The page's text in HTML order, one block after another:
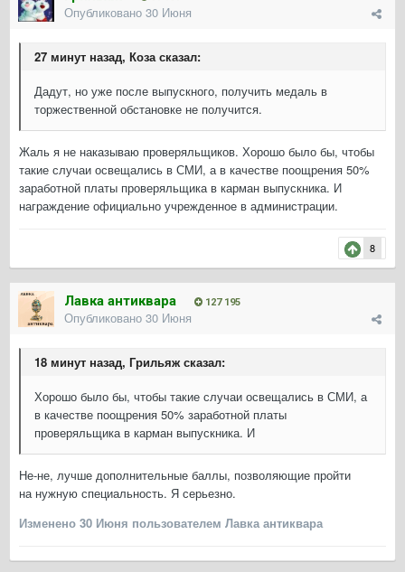
Опубликовано 30 Июня
27 минут назад, Коза сказал:
Дадут, но уже после выпускного, получить медаль в
торжественной обстановке не получится.
Жаль я не наказываю проверяльщиков. Хорошо было бы, чтобы
такие случаи освещались в СМИ, а в качестве поощрения 50%
заработной платы проверяльщика в карман выпускника. И
награждение официально учрежденное в администрации.
8
Лавка антиквара 127 195
Опубликовано 30 Июня
18 минут назад, Грильяж сказал:
Хорошо было бы, чтобы такие случаи освещались в СМИ, а
в качестве поощрения 50% заработной платы
проверяльщика в карман выпускника. И
Не-не, лучше дополнительные баллы, позволяющие пройти
на нужную специальность. Я серьезно.
Изменено 30 Июня пользователем Лавка антиквара